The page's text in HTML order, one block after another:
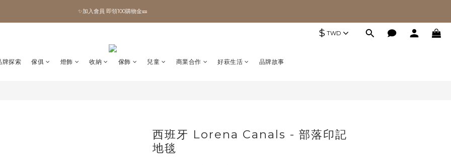
✨加入會員 即領100購物金🎫
✨加入會員 即領100購物金🎫
$ TWD
牌探索 傢俱 燈飾 收納 傢飾 兒童 商業合作 好萩生活 品牌故事
西班牙 Lorena Canals - 部落印記
地毯